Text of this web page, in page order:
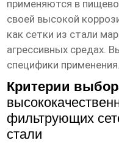
применяются в
своей высокой
как сетки из стали
агрессивных средах.
специфики применения.
Критерии
фильтрующих
стали